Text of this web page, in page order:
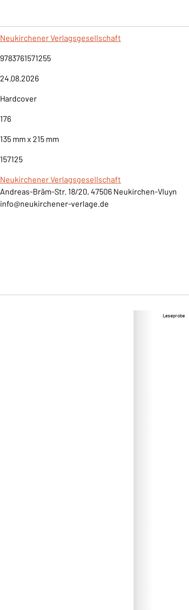
Neukirchener Verlagsgesellschaft
9783761571255
24.08.2026
Hardcover
176
135 mm x 215 mm
157125
Neukirchener Verlagsgesellschaft
Andreas-Bräm-Str. 18/20, 47506 Neukirchen-Vluyn
info@neukirchener-verlage.de